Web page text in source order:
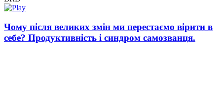
Чому після великих змін ми перестаємо вірити в
себе? Продуктивність і синдром самозванця.